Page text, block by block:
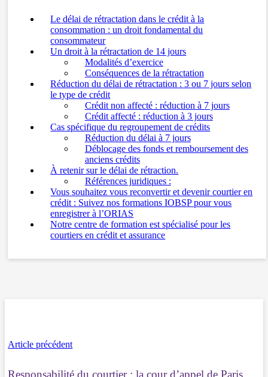
Le délai de rétractation dans le crédit à la
consommation : un droit fondamental du
consommateur
Un droit à la rétractation de 14 jours
Modalités d’exercice
Conséquences de la rétractation
Réduction du délai de rétractation : 3 ou 7 jours selon
le type de crédit
Crédit non affecté : réduction à 7 jours
Crédit affecté : réduction à 3 jours
Cas spécifique du regroupement de crédits
Réduction du délai à 7 jours
Déblocage des fonds et remboursement des
anciens crédits
À retenir sur le délai de rétraction.
Références juridiques :
Vous souhaitez vous reconvertir et devenir courtier en
crédit : Suivez nos formations IOBSP pour vous
enregistrer à l’ORIAS
Notre centre de formation est spécialisé pour les
courtiers en crédit et assurance
Article précédent
Responsabilité du courtier : la cour d’appel de Paris